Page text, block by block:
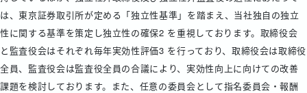
は、東京証券取引所が定める「独立性基準」を踏まえ、当社独自の独立
性に関する基準を策定し独立性の確保2 を重視しております。取締役会
と監査役会はそれぞれ毎年実効性評価3 を行っており、取締役会は取締役
全員、監査役会は監査役全員の合議により、実効性向上に向けての改善
課題を検討しております。また、任意の委員会として指名委員会・報酬